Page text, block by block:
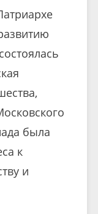
была
к
и